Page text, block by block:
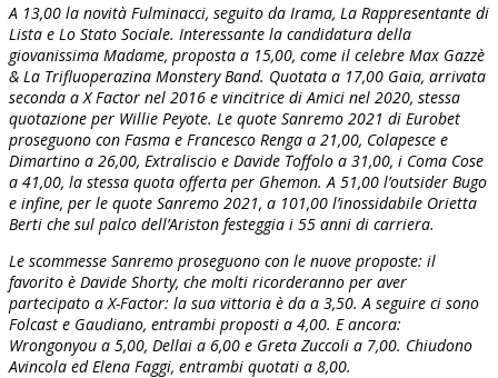
A 13,00 la novità Fulminacci, seguito da Irama, La Rappresentante di
Lista e Lo Stato Sociale. Interessante la candidatura della
giovanissima Madame, proposta a 15,00, come il celebre Max Gazzè
& La Trifluoperazina Monstery Band. Quotata a 17,00 Gaia, arrivata
seconda a X Factor nel 2016 e vincitrice di Amici nel 2020, stessa
quotazione per Willie Peyote. Le quote Sanremo 2021 di Eurobet
proseguono con Fasma e Francesco Renga a 21,00, Colapesce e
Dimartino a 26,00, Extraliscio e Davide Toffolo a 31,00, i Coma Cose
a 41,00, la stessa quota offerta per Ghemon. A 51,00 l’outsider Bugo
e infine, per le quote Sanremo 2021, a 101,00 l’inossidabile Orietta
Berti che sul palco dell’Ariston festeggia i 55 anni di carriera.
Le scommesse Sanremo proseguono con le nuove proposte: il
favorito è Davide Shorty, che molti ricorderanno per aver
partecipato a X-Factor: la sua vittoria è da a 3,50. A seguire ci sono
Folcast e Gaudiano, entrambi proposti a 4,00. E ancora:
Wrongonyou a 5,00, Dellai a 6,00 e Greta Zuccoli a 7,00. Chiudono
Avincola ed Elena Faggi, entrambi quotati a 8,00.